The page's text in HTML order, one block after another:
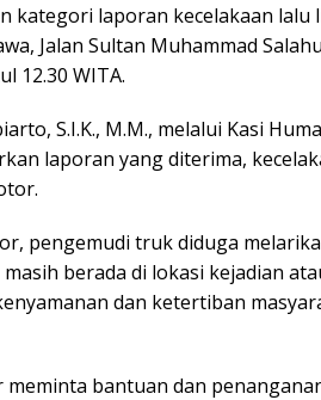
kategori laporan kecelakaan lalu
Jalan Sultan Muhammad
12.30 WITA.
S.I.K., M.M., melalui Kasi
laporan yang diterima,
pengemudi truk diduga
berada di lokasi kejadian
dan ketertiban
bantuan dan